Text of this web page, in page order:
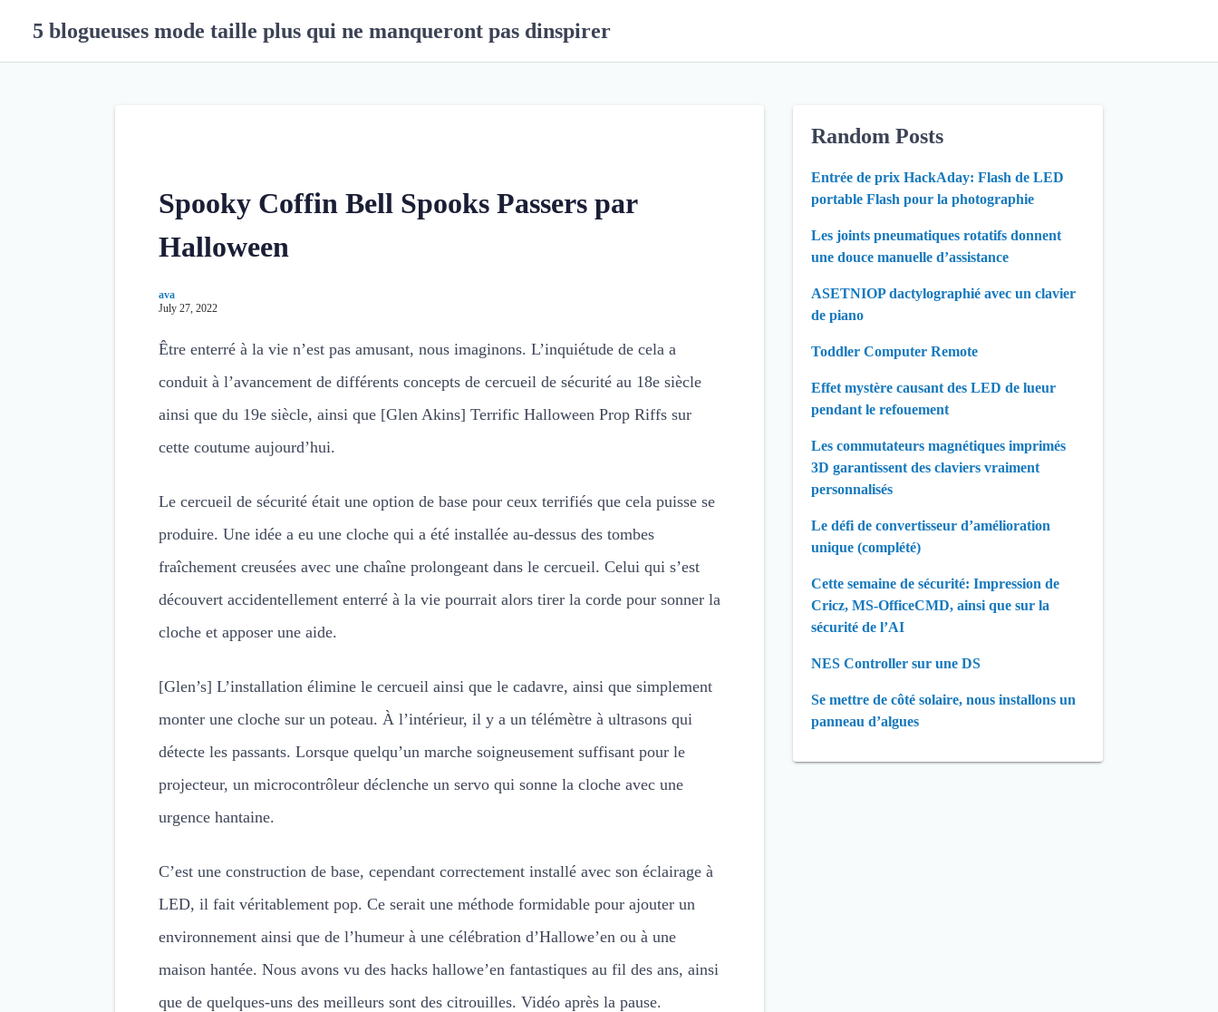
5 blogueuses mode taille plus qui ne manqueront pas dinspirer
Spooky Coffin Bell Spooks Passers par
Halloween
ava
July 27, 2022
Être enterré à la vie n’est pas amusant, nous imaginons. L’inquiétude de cela a
conduit à l’avancement de différents concepts de cercueil de sécurité au 18e siècle
ainsi que du 19e siècle, ainsi que [Glen Akins] Terrific Halloween Prop Riffs sur
cette coutume aujourd’hui.
Le cercueil de sécurité était une option de base pour ceux terrifiés que cela puisse se
produire. Une idée a eu une cloche qui a été installée au-dessus des tombes
fraîchement creusées avec une chaîne prolongeant dans le cercueil. Celui qui s’est
découvert accidentellement enterré à la vie pourrait alors tirer la corde pour sonner la
cloche et apposer une aide.
[Glen’s] L’installation élimine le cercueil ainsi que le cadavre, ainsi que simplement
monter une cloche sur un poteau. À l’intérieur, il y a un télémètre à ultrasons qui
détecte les passants. Lorsque quelqu’un marche soigneusement suffisant pour le
projecteur, un microcontrôleur déclenche un servo qui sonne la cloche avec une
urgence hantaine.
C’est une construction de base, cependant correctement installé avec son éclairage à
LED, il fait véritablement pop. Ce serait une méthode formidable pour ajouter un
environnement ainsi que de l’humeur à une célébration d’Hallowe’en ou à une
maison hantée. Nous avons vu des hacks hallowe’en fantastiques au fil des ans, ainsi
que de quelques-uns des meilleurs sont des citrouilles. Vidéo après la pause.
Random Posts
Entrée de prix HackAday: Flash de LED
portable Flash pour la photographie
Les joints pneumatiques rotatifs donnent
une douce manuelle d’assistance
ASETNIOP dactylographié avec un clavier
de piano
Toddler Computer Remote
Effet mystère causant des LED de lueur
pendant le refouement
Les commutateurs magnétiques imprimés
3D garantissent des claviers vraiment
personnalisés
Le défi de convertisseur d’amélioration
unique (complété)
Cette semaine de sécurité: Impression de
Cricz, MS-OfficeCMD, ainsi que sur la
sécurité de l’AI
NES Controller sur une DS
Se mettre de côté solaire, nous installons un
panneau d’algues